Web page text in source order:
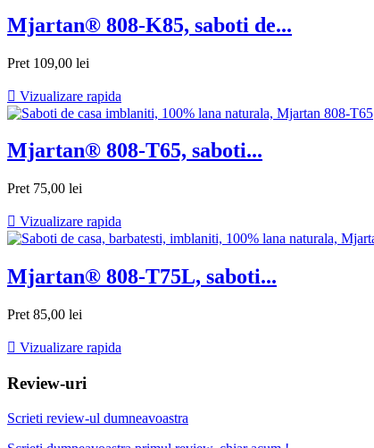
Mjartan® 808-K85, saboti de...
Pret 109,00 lei
 Vizualizare rapida
Mjartan® 808-T65, saboti...
Pret 75,00 lei
 Vizualizare rapida
Mjartan® 808-T75L, saboti...
Pret 85,00 lei
 Vizualizare rapida
Review-uri
Scrieti review-ul dumneavoastra